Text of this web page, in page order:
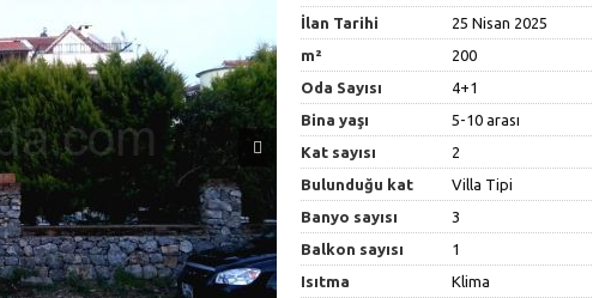
İlan Tarihi
25 Nisan 2025
m²
200
Oda Sayısı
4+1
Bina yaşı
5-10 arası
Kat sayısı
2
Bulunduğu kat
Villa Tipi
Banyo sayısı
3
Balkon sayısı
1
Isıtma
Klima